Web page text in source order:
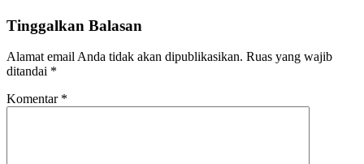
Tinggalkan Balasan
Alamat email Anda tidak akan dipublikasikan. Ruas yang wajib
ditandai *
Komentar *